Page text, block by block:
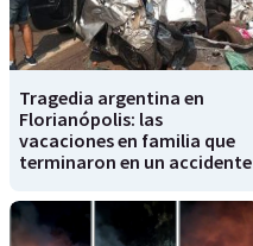
Tragedia argentina en
Florianópolis: las
vacaciones en familia que
terminaron en un accidente